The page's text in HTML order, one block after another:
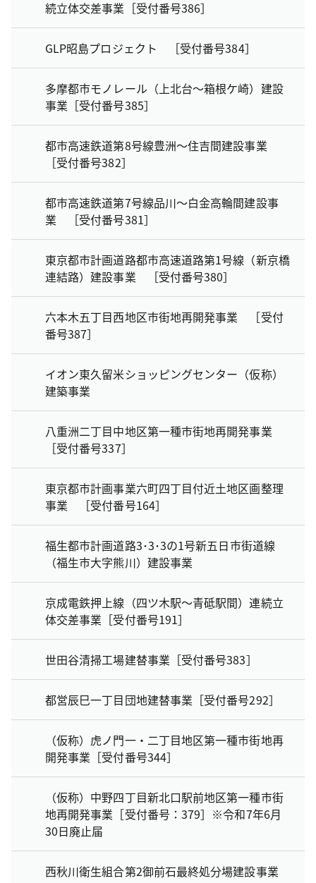
続立体交差事業［受付番号386］
GLP昭島プロジェクト ［受付番号384］
多摩都市モノレール（上北台～箱根ケ崎）建設
事業［受付番号385］
都市高速鉄道第8号線豊洲～住吉間建設事業
［受付番号382］
都市高速鉄道第7号線品川～白金高輪間建設事
業 ［受付番号381］
東京都市計画道路都市高速道路第1号線（新京橋
連結路）建設事業 ［受付番号380］
六本木五丁目西地区市街地再開発事業 ［受付
番号387］
イオン東久留米ショッピングセンター（仮称）
建築事業
八重洲二丁目中地区第一種市街地再開発事業
［受付番号337］
東京都市計画事業六町四丁目付近土地区画整理
事業 ［受付番号164］
福生都市計画道路3･3･3の1号新五日市街道線
（福生市大字熊川）建設事業
京成電鉄押上線（四ツ木駅～青砥駅間）連続立
体交差事業［受付番号191］
世田谷清掃工場建替事業［受付番号383］
都営辰巳一丁目団地建替事業［受付番号292］
（仮称）虎ノ門一・二丁目地区第一種市街地再
開発事業［受付番号344］
（仮称）中野四丁目新北口駅前地区第一種市街
地再開発事業［受付番号：379］※令和7年6月
30日廃止届
西秋川衛生組合第2御前石最終処分場建設事業